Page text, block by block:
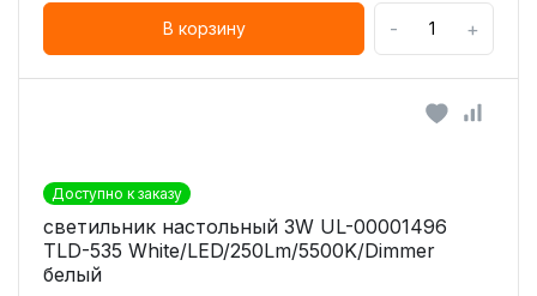
В корзину - +
Доступно к заказу
светильник настольный 3W UL-00001496
TLD-535 White/LED/250Lm/5500K/Dimmer
белый